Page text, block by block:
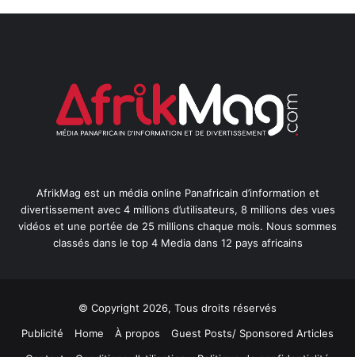
AfrikMag est un média online Panafricain d’information et
divertissement avec 4 millions d’utilisateurs, 8 millions des vues
vidéos et une portée de 25 millions chaque mois. Nous sommes
classés dans le top 4 Media dans 12 pays africains
© Copyright 2026, Tous droits réservés
Publicité
Home À propos
Guest Posts/ Sponsored Articles